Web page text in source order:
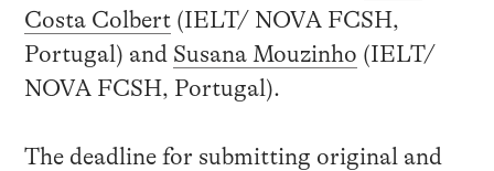
Costa Colbert(IELT/ NOVA FCSH,
Portugal) and Susana Mouzinho (IELT/
NOVA FCSH, Portugal).
The deadline for submitting original and